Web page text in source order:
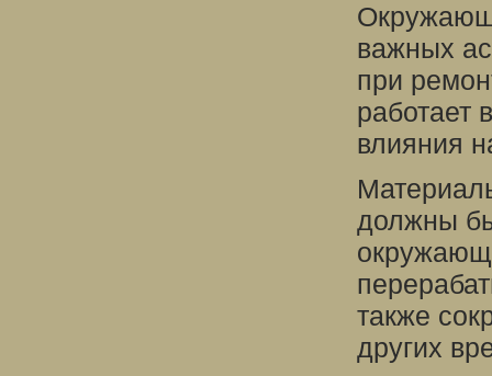
важных
при
работает
влияния
должны
также
других